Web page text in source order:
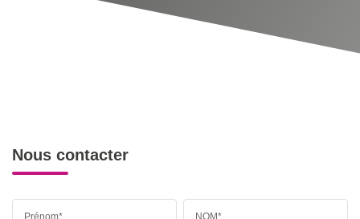
Nous contacter
Prénom* NOM*